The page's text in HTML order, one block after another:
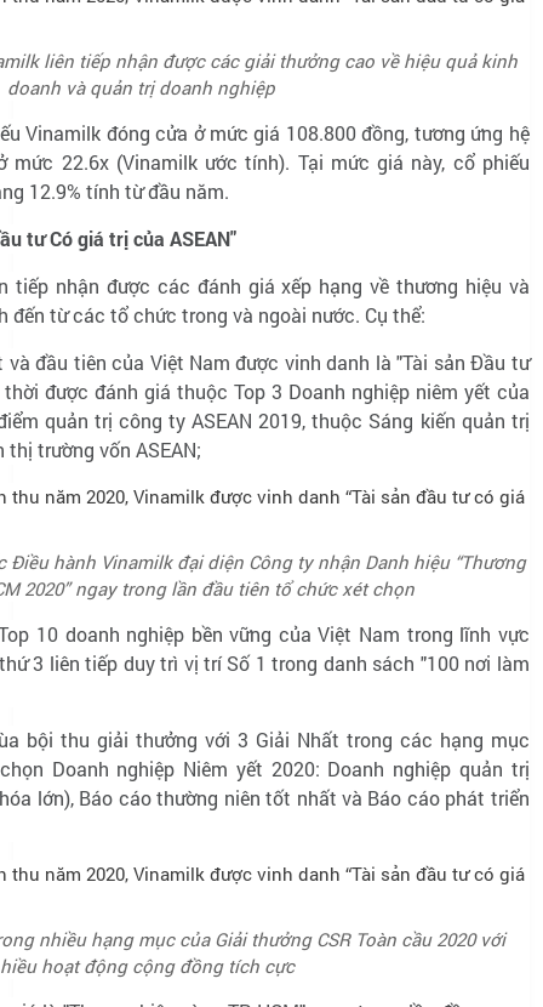
liên tiếp nhận được các giải thưởng cao về hiệu quả kinh
doanh và quản trị doanh nghiệp
Vinamilk đóng cửa ở mức giá 108.800 đồng, tương ứng hệ
22.6x (Vinamilk ước tính). Tại mức giá này, cổ phiếu
12.9% tính từ đầu năm.
tư Có giá trị của ASEAN"
tiếp nhận được các đánh giá xếp hạng về thương hiệu và
đến từ các tổ chức trong và ngoài nước. Cụ thể:
đầu tiên của Việt Nam được vinh danh là "Tài sản Đầu tư
thời được đánh giá thuộc Top 3 Doanh nghiệp niêm yết của
quản trị công ty ASEAN 2019, thuộc Sáng kiến quản trị
thị trường vốn ASEAN;
Điều hành Vinamilk đại diện Công ty nhận Danh hiệu “Thương
2020” ngay trong lần đầu tiên tổ chức xét chọn
10 doanh nghiệp bền vững của Việt Nam trong lĩnh vực
3 liên tiếp duy trì vị trí Số 1 trong danh sách "100 nơi làm
bội thu giải thưởng với 3 Giải Nhất trong các hạng mục
Doanh nghiệp Niêm yết 2020: Doanh nghiệp quản trị
lớn), Báo cáo thường niên tốt nhất và Báo cáo phát triển
nhiều hạng mục của Giải thưởng CSR Toàn cầu 2020 với
hoạt động cộng đồng tích cực